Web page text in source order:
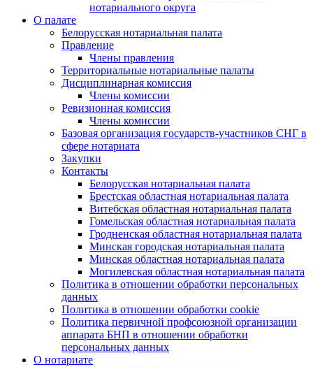
нотариального округа
О палате
Белорусская нотариальная палата
Правление
Члены правления
Территориальные нотариальные палаты
Дисциплинарная комиссия
Члены комиссии
Ревизионная комиссия
Члены комиссии
Базовая организация государств-участников СНГ в
сфере нотариата
Закупки
Контакты
Белорусская нотариальная палата
Брестская областная нотариальная палата
Витебская областная нотариальная палата
Гомельская областная нотариальная палата
Гродненская областная нотариальная палата
Минская городская нотариальная палата
Минская областная нотариальная палата
Могилевская областная нотариальная палата
Политика в отношении обработки персональных
данных
Политика в отношении обработки cookie
Политика первичной профсоюзной организации
аппарата БНП в отношении обработки
персональных данных
О нотариате